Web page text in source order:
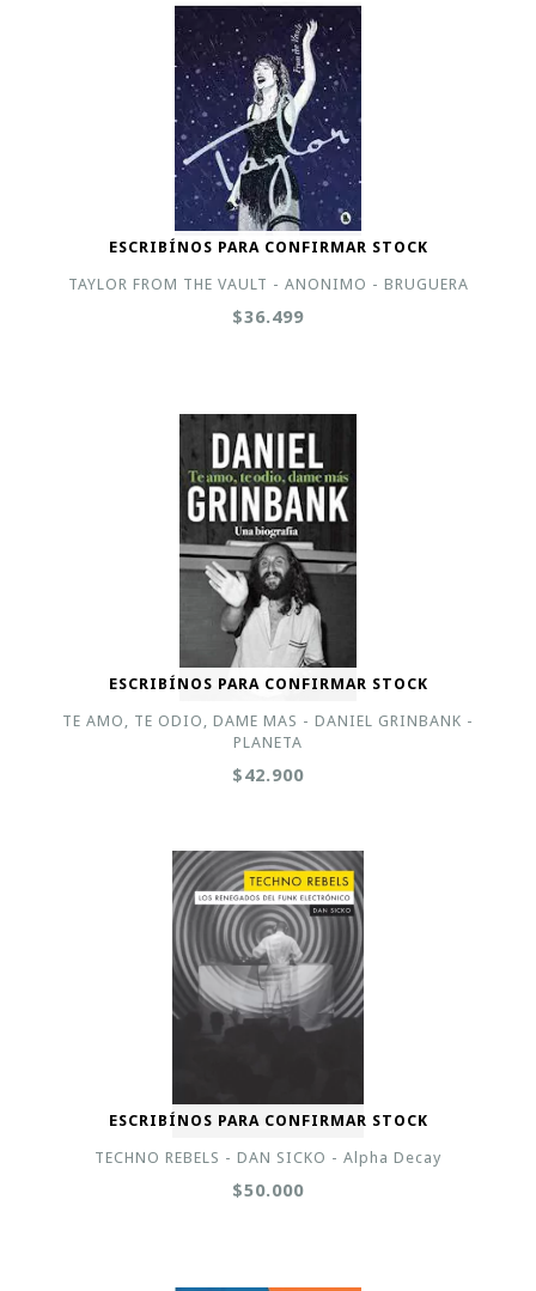
ESCRIBÍNOS PARA CONFIRMAR STOCK
TAYLOR FROM THE VAULT - ANONIMO - BRUGUERA
$36.499
ESCRIBÍNOS PARA CONFIRMAR STOCK
TE AMO, TE ODIO, DAME MAS - DANIEL GRINBANK -
PLANETA
$42.900
ESCRIBÍNOS PARA CONFIRMAR STOCK
TECHNO REBELS - DAN SICKO - Alpha Decay
$50.000